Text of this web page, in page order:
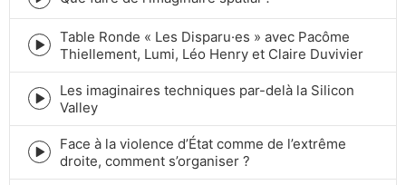
Episode
play
icon
Episode
play
icon
Table Ronde « Les Disparu·es » avec Pacôme
Thiellement, Lumi, Léo Henry et Claire Duvivier
Episode
play
icon
Les imaginaires techniques par-delà la Silicon
Valley
Episode
play
Face à la violence d’État comme de l’extrême
droite, comment s’organiser ?